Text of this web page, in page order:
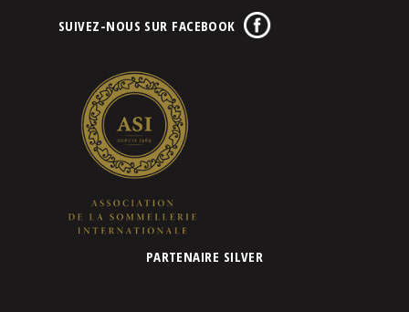
SUIVEZ-NOUS SUR FACEBOOK
PARTENAIRE SILVER